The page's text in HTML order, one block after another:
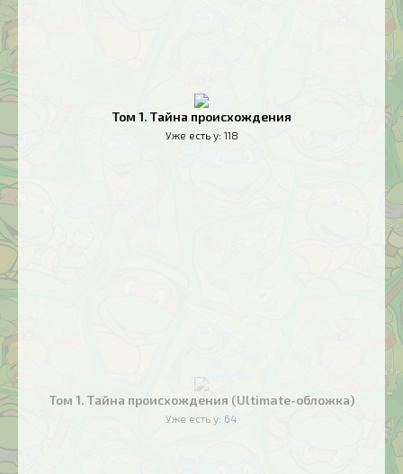
Том 1. Тайна происхождения
Уже есть у: 118
Том 1. Тайна происхождения (Ultimate-обложка)
Уже есть у: 64